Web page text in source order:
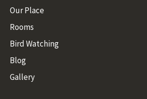
Our Place
Rooms
Bird Watching
Blog
Gallery